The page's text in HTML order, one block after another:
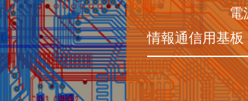
電
情報通信用基